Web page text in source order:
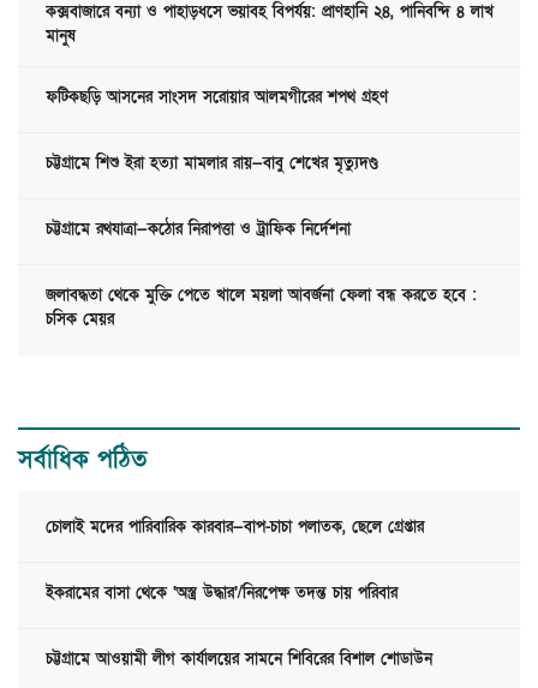
কক্সবাজারে বন্যা ও পাহাড়ধসে ভয়াবহ বিপর্যয়: প্রাণহানি ২৪, পানিবন্দি ৪ লাখ
মানুষ
ফটিকছড়ি আসনের সাংসদ সরোয়ার আলমগীরের শপথ গ্রহণ
চট্টগ্রামে শিশু ইরা হত্যা মামলার রায়—বাবু শেখের মৃত্যুদণ্ড
চট্টগ্রামে রথযাত্রা—কঠোর নিরাপত্তা ও ট্রাফিক নির্দেশনা
জলাবদ্ধতা থেকে মুক্তি পেতে খালে ময়লা আবর্জনা ফেলা বন্ধ করতে হবে :
চসিক মেয়র
সর্বাধিক পঠিত
চোলাই মদের পারিবারিক কারবার—বাপ-চাচা পলাতক, ছেলে গ্রেপ্তার
ইকরামের বাসা থেকে ‘অস্ত্র উদ্ধার’/নিরপেক্ষ তদন্ত চায় পরিবার
চট্টগ্রামে আওয়ামী লীগ কার্যালয়ের সামনে শিবিরের বিশাল শোডাউন